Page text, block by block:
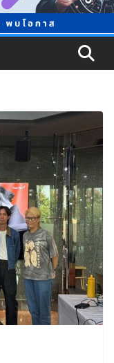
คร่าชีวิตคนไทยก่อน
าศาล 1.6 ล้านล้าน
ะดับอุตสาหกรรมเซ
ไทยร่วมงาน